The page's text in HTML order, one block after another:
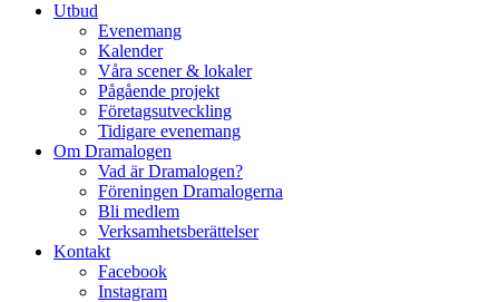
Utbud
Evenemang
Kalender
Våra scener & lokaler
Pågående projekt
Företagsutveckling
Tidigare evenemang
Om Dramalogen
Vad är Dramalogen?
Föreningen Dramalogerna
Bli medlem
Verksamhetsberättelser
Kontakt
Facebook
Instagram